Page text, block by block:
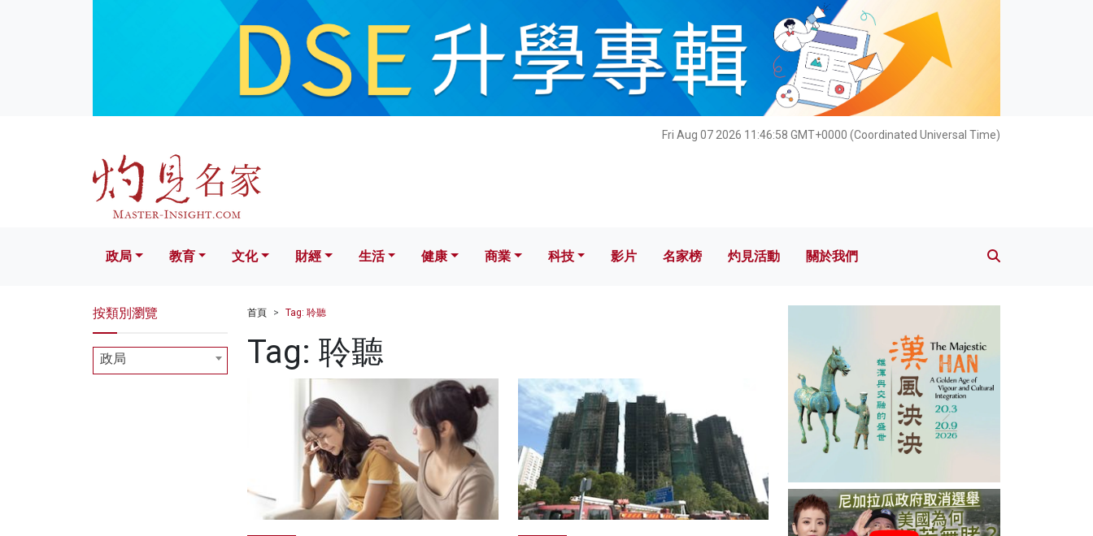
Fri Aug 07 2026 11:46:59 GMT+0000 (Coordinated Universal Time)
文化 財經 生活 健康 科技 影片 名家榜 灼見活動 關於我們
政局 教育 文化 財經 生活 健康 商業 科技 影片 名家榜 灼見活動 關於我們
首頁 Tag: 聆聽
Tag: 聆聽
按類別瀏覽
政局